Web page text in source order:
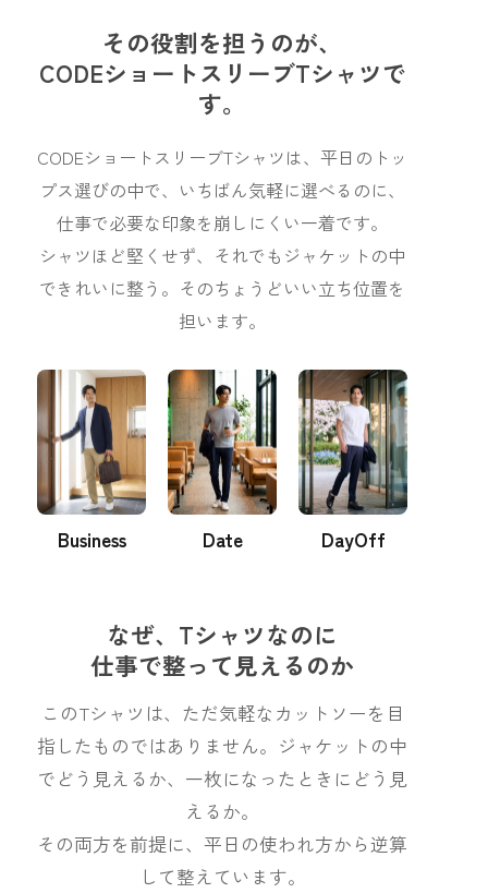
その役割を担うのが、
CODEショートスリーブTシャツで
す。
CODEショートスリーブTシャツは、平日のトッ
プス選びの中で、いちばん気軽に選べるのに、
仕事で必要な印象を崩しにくい一着です。
シャツほど堅くせず、それでもジャケットの中
できれいに整う。そのちょうどいい立ち位置を
担います。
Business Date DayOff
なぜ、Tシャツなのに
仕事で整って見えるのか
このTシャツは、ただ気軽なカットソーを目
指したものではありません。ジャケットの中
でどう見えるか、一枚になったときにどう見
えるか。
その両方を前提に、平日の使われ方から逆算
して整えています。